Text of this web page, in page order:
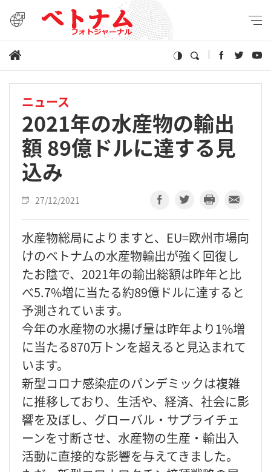
ニュース
2021年の水産物の輸出
額 89億ドルに達する見
込み
27/12/2021
水産物総局によりますと、EU=欧州市場向
けのベトナムの水産物輸出が強く回復し
たお陰で、2021年の輸出総額は昨年と比
べ5.7%増に当たる約89億ドルに達すると
予測されています。
今年の水産物の水揚げ量は昨年より1%増
に当たる870万トンを超えると見込まれて
います。
新型コロナ感染症のパンデミックは複雑
に推移しており、生活や、経済、社会に影
響を及ぼし、グローバル・サプライチェ
ーンを寸断させ、水産物の生産・輸出入
活動に直接的な影響を与えてきました。